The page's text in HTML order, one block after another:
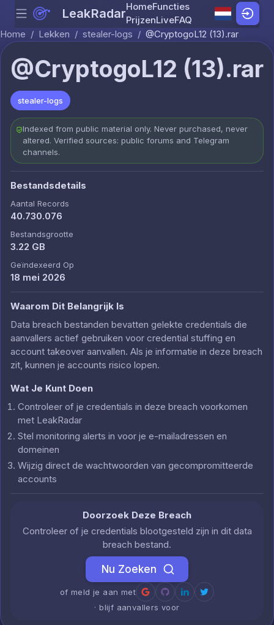
Skip to content
Menu LeakRadarHomeFuncties
PrijzenLiveFAQ
Home / Lekken / stealer-logs / @CryptogoL12 (13).rar
@CryptogoL12 (13).rar
stealer-logs
Indexed from public material only. Never purchased, never
altered. Verified sources: public forums and Telegram
channels.
Bestandsdetails
Aantal Records
40.730.076
Bestandsgrootte
3.22 GB
Geïndexeerd Op
18 mei 2026
Waarom Dit Belangrijk Is
Data breach bestanden bevatten gelekte credentials die
aanvallers actief gebruiken voor credential stuffing en
account takeover aanvallen. Als je informatie in deze breach
zit, kunnen je accounts risico lopen.
Wat Je Kunt Doen
Controleer of je credentials in deze breach voorkomen
met LeakRadar
Stel monitoring alerts in voor je e-mailadressen en
domeinen
Wijzig direct de wachtwoorden van gecompromitteerde
accounts
Doorzoek Deze Breach
Controleer of je credentials blootgesteld zijn in dit data
breach bestand.
Nu Zoeken
of meld je aan met
· blijf aanvallers voor